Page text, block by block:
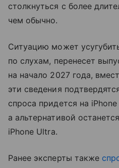
столкнуться с более
чем обычно.
Ситуацию может
по слухам, перенесет
на начало 2027 года,
эти сведения
спроса придется на
а альтернативой
iPhone Ultra.
Ранее эксперты также